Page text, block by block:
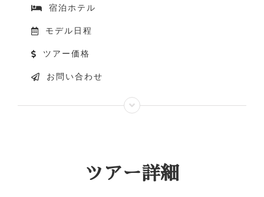
宿泊ホテル
モデル日程
ツアー価格
お問い合わせ
ツアー詳細